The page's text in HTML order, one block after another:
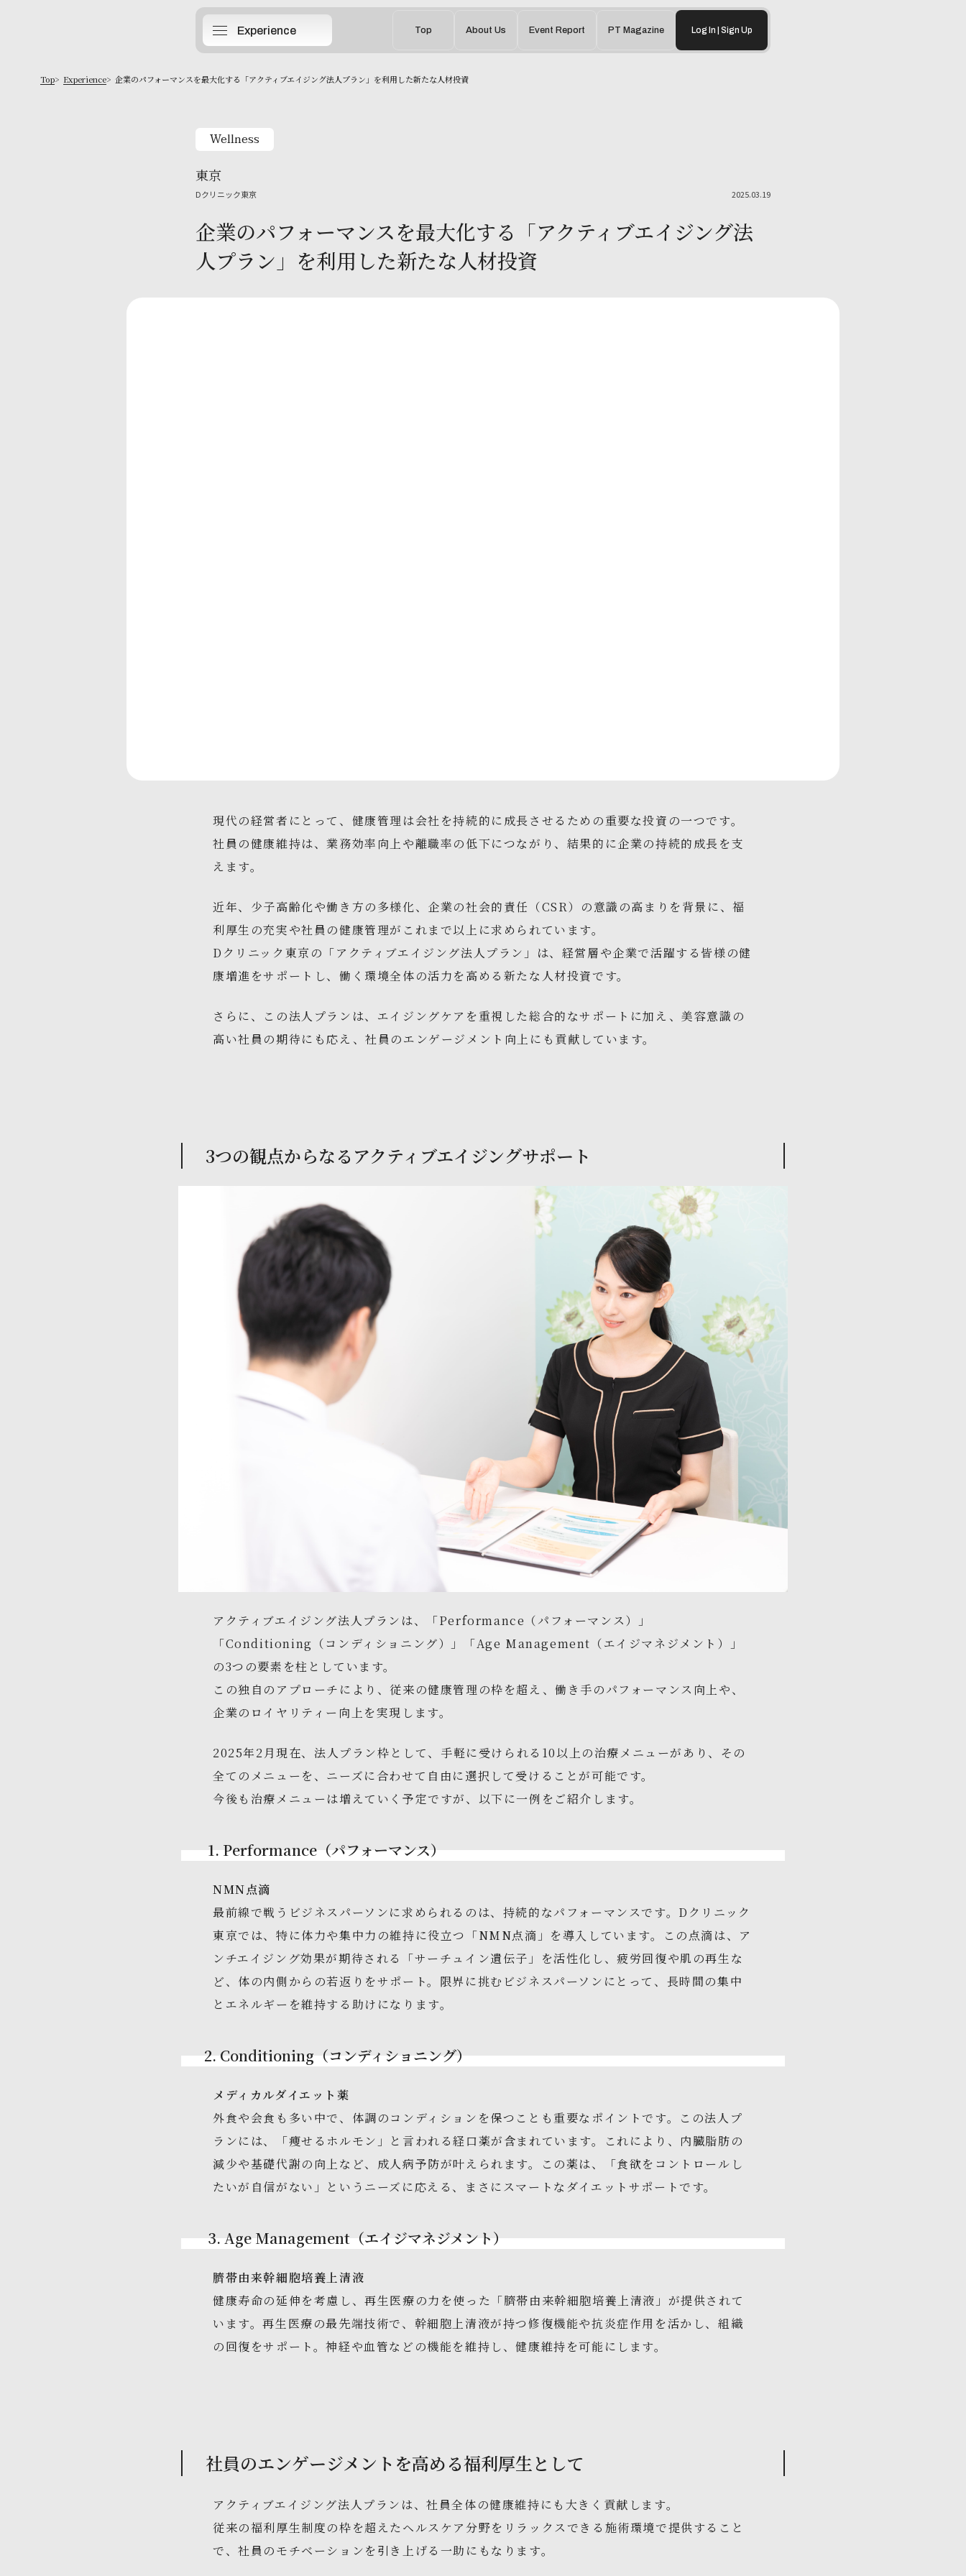
Experience Top About Us Event Report PT Magazine Log In | Sign Up
Top Experience 企業のパフォーマンスを最大化する「アクティブエイジング法人プラン」を利用した新たな人材投資
Wellness
東京
Dクリニック東京 2025.03.19
企業のパフォーマンスを最大化する「アクティブエイジング法
人プラン」を利用した新たな人材投資
現代の経営者にとって、健康管理は会社を持続的に成長させるための重要な投資の一つです。
社員の健康維持は、業務効率向上や離職率の低下につながり、結果的に企業の持続的成長を支
えます。
近年、少子高齢化や働き方の多様化、企業の社会的責任（CSR）の意識の高まりを背景に、福
利厚生の充実や社員の健康管理がこれまで以上に求められています。
Dクリニック東京の「アクティブエイジング法人プラン」は、経営層や企業で活躍する皆様の健
康増進をサポートし、働く環境全体の活力を高める新たな人材投資です。
さらに、この法人プランは、エイジングケアを重視した総合的なサポートに加え、美容意識の
高い社員の期待にも応え、社員のエンゲージメント向上にも貢献しています。
3つの観点からなるアクティブエイジングサポート
アクティブエイジング法人プランは、「Performance（パフォーマンス）」
「Conditioning（コンディショニング）」「Age Management（エイジマネジメント）」
の3つの要素を柱としています。
この独自のアプローチにより、従来の健康管理の枠を超え、働き手のパフォーマンス向上や、
企業のロイヤリティー向上を実現します。
2025年2月現在、法人プラン枠として、手軽に受けられる10以上の治療メニューがあり、その
全てのメニューを、ニーズに合わせて自由に選択して受けることが可能です。
今後も治療メニューは増えていく予定ですが、以下に一例をご紹介します。
1. Performance（パフォーマンス）
NMN点滴
最前線で戦うビジネスパーソンに求められるのは、持続的なパフォーマンスです。Dクリニック
東京では、特に体力や集中力の維持に役立つ「NMN点滴」を導入しています。この点滴は、ア
ンチエイジング効果が期待される「サーチュイン遺伝子」を活性化し、疲労回復や肌の再生な
ど、体の内側からの若返りをサポート。限界に挑むビジネスパーソンにとって、長時間の集中
とエネルギーを維持する助けになります。
2. Conditioning（コンディショニング）
メディカルダイエット薬
外食や会食も多い中で、体調のコンディションを保つことも重要なポイントです。この法人プ
ランには、「痩せるホルモン」と言われる経口薬が含まれています。これにより、内臓脂肪の
減少や基礎代謝の向上など、成人病予防が叶えられます。この薬は、「食欲をコントロールし
たいが自信がない」というニーズに応える、まさにスマートなダイエットサポートです。
3. Age Management（エイジマネジメント）
臍帯由来幹細胞培養上清液
健康寿命の延伸を考慮し、再生医療の力を使った「臍帯由来幹細胞培養上清液」が提供されて
います。再生医療の最先端技術で、幹細胞上清液が持つ修復機能や抗炎症作用を活かし、組織
の回復をサポート。神経や血管などの機能を維持し、健康維持を可能にします。
社員のエンゲージメントを高める福利厚生として
アクティブエイジング法人プランは、社員全体の健康維持にも大きく貢献します。
従来の福利厚生制度の枠を超えたヘルスケア分野をリラックスできる施術環境で提供すること
で、社員のモチベーションを引き上げる一助にもなります。